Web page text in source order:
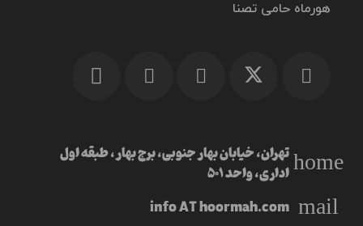
هورماه حامی تصنا
homeتهران، خیابان بهار جنوبی، برج بهار، طبقه اول
اداری، واحد 501
mail
info AT hoormah.com